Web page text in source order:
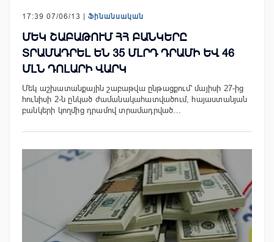
17:39 07/06/13 | Ֆինանսական
ՄԵԿ ՇԱԲԱԹՈՒՄ ՀՀ ԲԱՆԿԵՐԸ
ՏՐԱՄԱԴՐԵԼ ԵՆ 35 ՄԼՐԴ ԴՐԱՄԻ ԵՎ 46
ՄԼՆ ԴՈԼԱՐԻ ՎԱՐԿ
Մեկ աշխատանքային շաբաթվա ընթացքում՝ մայիսի 27-ից
հունիսի 2-ն ընկած ժամանակահատվածում, հայաստանյան
բանկերի կողմից դրամով տրամադրված…